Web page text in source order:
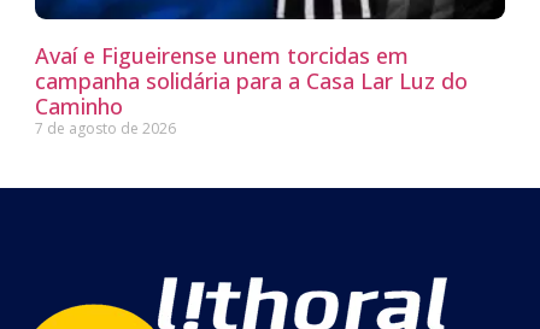
Avaí e Figueirense unem torcidas em
campanha solidária para a Casa Lar Luz do
Caminho
7 de agosto de 2026